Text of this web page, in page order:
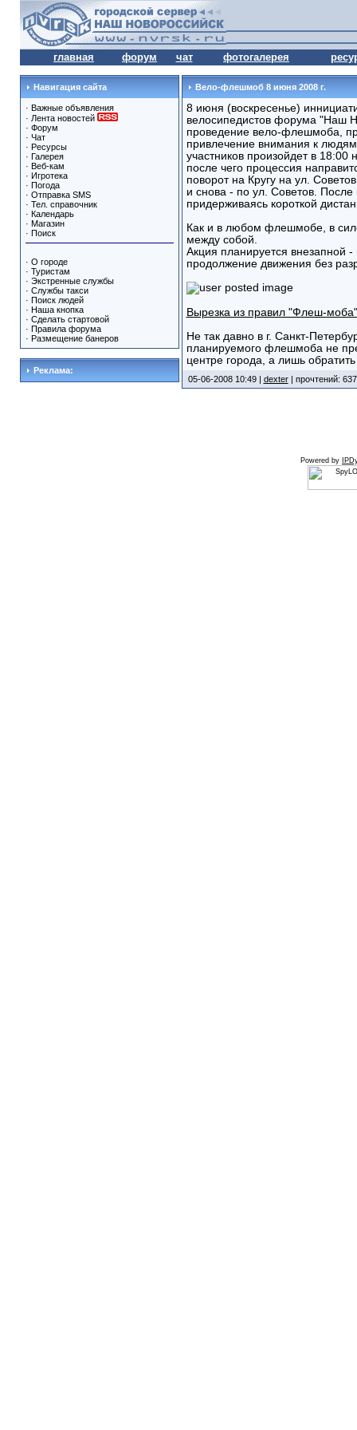
главная форум чат фотогалерея
Навигация сайта
· Важные объявления
· Лента новостей
· Форум
· Чат
· Ресурсы
· Галерея
· Веб-кам
· Игротека
· Погода
· Отправка SMS
· Тел. справочник
· Календарь
· Магазин
· Поиск
· О городе
· Туристам
· Экстренные службы
· Службы такси
· Поиск людей
· Наша кнопка
· Сделать стартовой
· Правила форума
· Размещение банеров
Реклама:
Вело-флешмоб 8 июня 2008 г.
8 июня (воскресенье)
велосипедистов форума "Наш
проведение вело-флешмоба,
привлечение внимания к
участников произойдет в
после чего процессия
поворот на Кругу на ул.
и снова - по ул. Советов. После
придерживаясь короткой
Как и в любом флешмобе, в
между собой.
Акция планируется внезапной
продолжение движения без
Вырезка из правил "Флеш-моба"
Не так давно в г. Санкт-
планируемого флешмоба не
центре города, а лишь
05-06-2008 10:49 | dexter| прочтений:
Powered by